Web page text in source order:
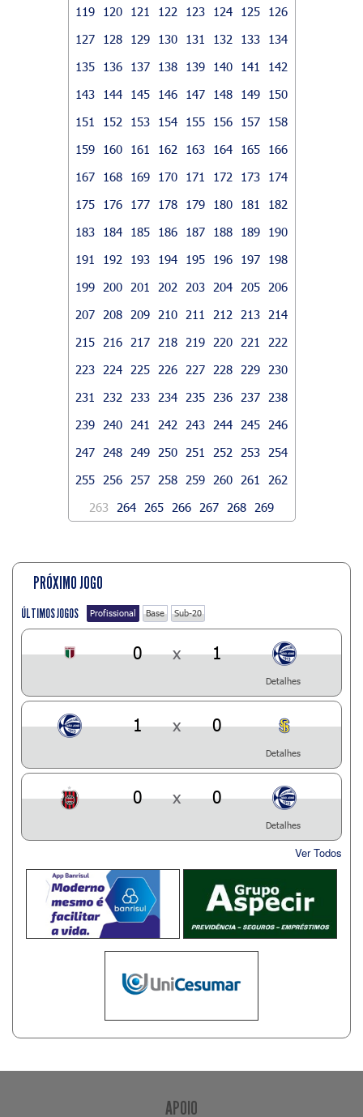
119
120 121 122 123 124 125
126
127
128 129 130 131 132 133
134
135
136 137 138 139 140 141
142
143
144 145 146 147 148 149
150
151
152 153 154 155 156 157
158
159
160 161 162 163 164 165
166
167
168 169 170 171 172 173
174
175
176 177 178 179 180 181
182
183
184 185 186 187 188 189
190
191
192 193 194 195 196 197
198
199
200 201 202 203 204 205
206
207
208 209 210 211 212 213
214
215
216 217 218 219 220 221
222
223
224 225 226 227 228 229
230
231
232 233 234 235 236 237
238
239
240 241 242 243 244 245
246
247
248 249 250 251 252 253
254
255
256 257 258 259 260 261
262
263
264 265 266 267 268 269
PRÓXIMO JOGO
ÚLTIMOS JOGOS Profissional Base Sub-20
0 x 1
Detalhes
1 x 0
Detalhes
0 x 0
Detalhes
Ver Todos
APOIO